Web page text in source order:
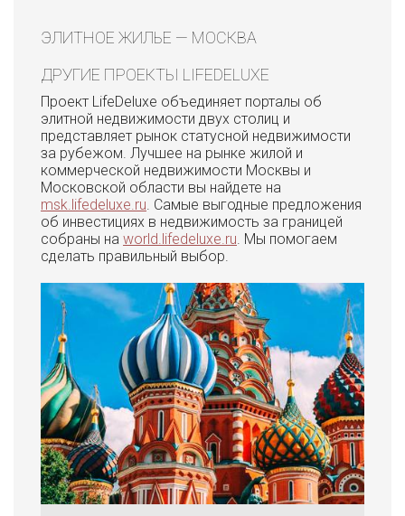
ЭЛИТНОЕ ЖИЛЬЕ — МОСКВА
ДРУГИЕ ПРОЕКТЫ LIFEDELUXE
Проект LifeDeluxe объединяет порталы об
элитной недвижимости двух столиц и
представляет рынок статусной недвижимости
за рубежом. Лучшее на рынке жилой и
коммерческой недвижимости Москвы и
Московской области вы найдете на
msk.lifedeluxe.ru. Самые выгодные предложения
об инвестициях в недвижимость за границей
собраны на world.lifedeluxe.ru. Мы помогаем
сделать правильный выбор.